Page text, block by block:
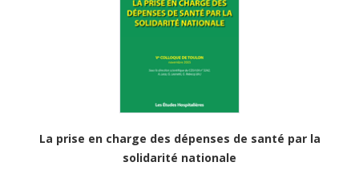
La prise en charge des dépenses de santé par la
solidarité nationale